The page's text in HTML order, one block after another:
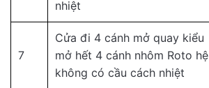
nhiệt
7
Cửa đi 4 cánh mở quay kiểu
mở hết 4 cánh nhôm Roto hệ
không có cầu cách nhiệt